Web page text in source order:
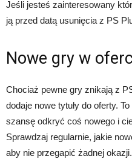
Jeśli jesteś zainteresowany
ją przed datą usunięcia z PS
Nowe gry w
Chociaż pewne gry znikają z
dodaje nowe tytuły do oferty.
szansę odkryć coś nowego i
Sprawdzaj regularnie, jakie
aby nie przegapić żadnej okazji.